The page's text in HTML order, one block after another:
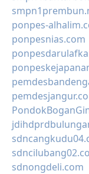
ponpes-
ponpesnias.com
sdnongdeli.com